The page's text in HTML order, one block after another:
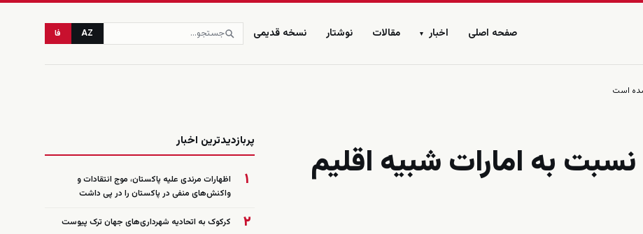
صفحه اصلی اخبار ▾ مقالات نوشتار نسخه قدیمی AZ فا
شده است
نسبت به امارات شبیه اقلیم
پربازدیدترین اخبار
۱
اظهارات مرندی علیه پاکستان، موج انتقادات و
واکنش‌های منفی در پاکستان را در پی داشت
۲ کرکوک به اتحادیه شهرداری‌های جهان ترک پیوست